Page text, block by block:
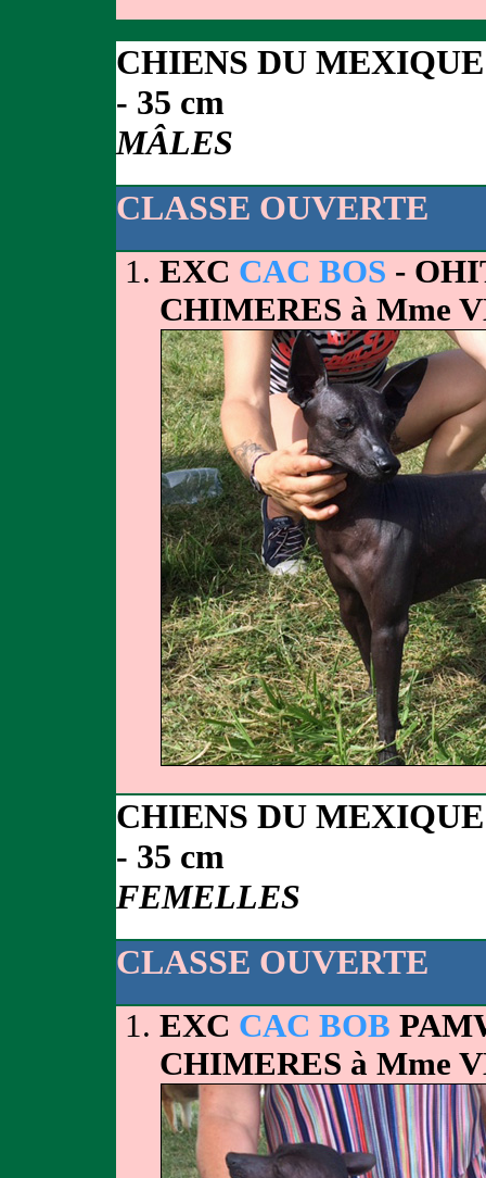
CHIENS DU MEXIQUE
- 35 cm
MÂLES
CLASSE OUVERTE
EXC CAC BOS -
CHIMERES à Mme
CHIENS DU MEXIQUE
- 35 cm
FEMELLES
CLASSE OUVERTE
EXC CAC BOB
CHIMERES à Mme